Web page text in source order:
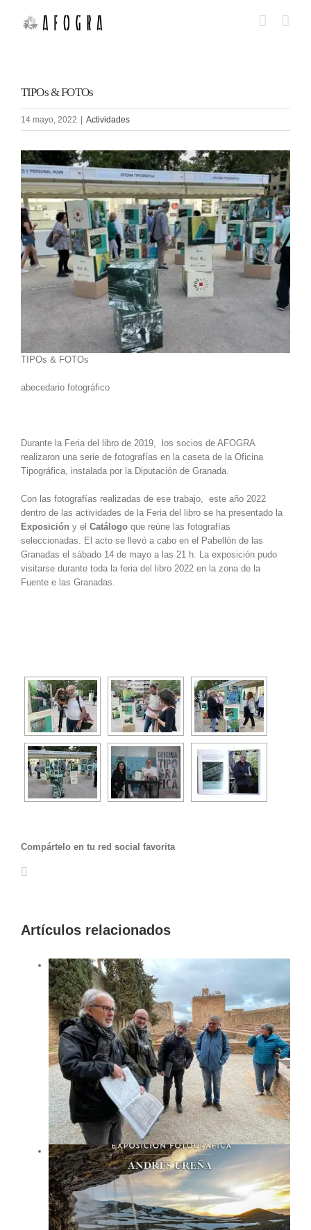
TIPOs & FOTOs
14 mayo, 2022 Actividades
TIPOs & FOTOs
abecedario fotográfico
Durante la Feria del libro de 2019, los socios de AFOGRA
realizaron una serie de fotografías en la caseta de la Oficina
Tipográfica, instalada por la Diputación de Granada.
Con las fotografías realizadas de ese trabajo, este año 2022
dentro de las actividades de la Feria del libro se ha presentado la
Exposición y el Catálogo que reúne las fotografías
seleccionadas. El acto se llevó a cabo en el Pabellón de las
Granadas el sábado 14 de mayo a las 21 h. La exposición pudo
visitarse durante toda la feria del libro 2022 en la zona de la
Fuente e las Granadas.
Compártelo en tu red social favorita
Artículos relacionados